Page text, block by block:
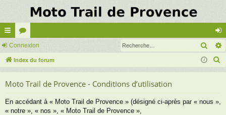
cc
ès
de
or
u
on
ne
Connexion
Index du forum
Moto Trail de Provence - Conditions d’utilisation
En accédant à « Moto Trail de Provence » (désigné ci-après par « nous »,
« notre », « nos », « Moto Trail de Provence »,